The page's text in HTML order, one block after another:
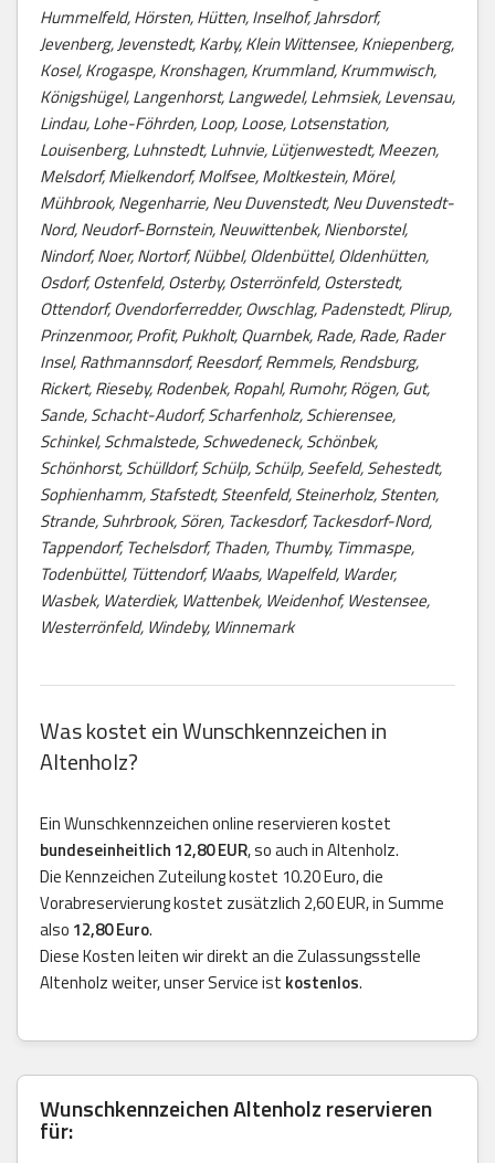
Hummelfeld, Hörsten, Hütten, Inselhof, Jahrsdorf,
Jevenberg, Jevenstedt, Karby, Klein Wittensee, Kniepenberg,
Kosel, Krogaspe, Kronshagen, Krummland, Krummwisch,
Königshügel, Langenhorst, Langwedel, Lehmsiek, Levensau,
Lindau, Lohe-Föhrden, Loop, Loose, Lotsenstation,
Louisenberg, Luhnstedt, Luhnvie, Lütjenwestedt, Meezen,
Melsdorf, Mielkendorf, Molfsee, Moltkestein, Mörel,
Mühbrook, Negenharrie, Neu Duvenstedt, Neu Duvenstedt-
Nord, Neudorf-Bornstein, Neuwittenbek, Nienborstel,
Nindorf, Noer, Nortorf, Nübbel, Oldenbüttel, Oldenhütten,
Osdorf, Ostenfeld, Osterby, Osterrönfeld, Osterstedt,
Ottendorf, Ovendorferredder, Owschlag, Padenstedt, Plirup,
Prinzenmoor, Profit, Pukholt, Quarnbek, Rade, Rade, Rader
Insel, Rathmannsdorf, Reesdorf, Remmels, Rendsburg,
Rickert, Rieseby, Rodenbek, Ropahl, Rumohr, Rögen, Gut,
Sande, Schacht-Audorf, Scharfenholz, Schierensee,
Schinkel, Schmalstede, Schwedeneck, Schönbek,
Schönhorst, Schülldorf, Schülp, Schülp, Seefeld, Sehestedt,
Sophienhamm, Stafstedt, Steenfeld, Steinerholz, Stenten,
Strande, Suhrbrook, Sören, Tackesdorf, Tackesdorf-Nord,
Tappendorf, Techelsdorf, Thaden, Thumby, Timmaspe,
Todenbüttel, Tüttendorf, Waabs, Wapelfeld, Warder,
Wasbek, Waterdiek, Wattenbek, Weidenhof, Westensee,
Westerrönfeld, Windeby, Winnemark
Was kostet ein Wunschkennzeichen in
Altenholz?
Ein Wunschkennzeichen online reservieren kostet
bundeseinheitlich 12,80 EUR, so auch in Altenholz.
Die Kennzeichen Zuteilung kostet 10.20 Euro, die
Vorabreservierung kostet zusätzlich 2,60 EUR, in Summe
also 12,80 Euro.
Diese Kosten leiten wir direkt an die Zulassungsstelle
Altenholz weiter, unser Service ist kostenlos.
Wunschkennzeichen Altenholz reservieren
für: